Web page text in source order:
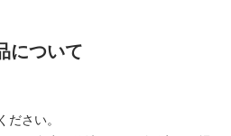
について
ださい。